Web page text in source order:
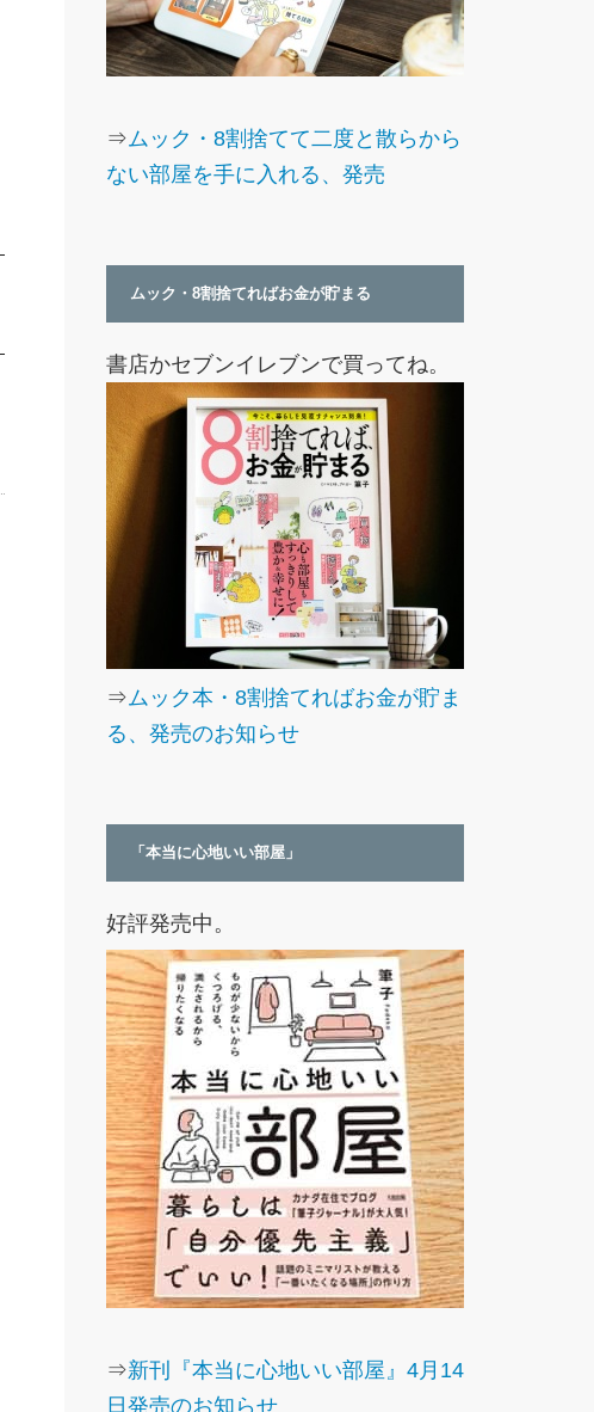
⇒ムック・8割捨てて二度と散らから
ない部屋を手に入れる、発売
ムック・8割捨てればお金が貯まる
書店かセブンイレブンで買ってね。
⇒ムック本・8割捨てればお金が貯ま
る、発売のお知らせ
「本当に心地いい部屋」
好評発売中。
⇒新刊『本当に心地いい部屋』4月14
日発売のお知らせ